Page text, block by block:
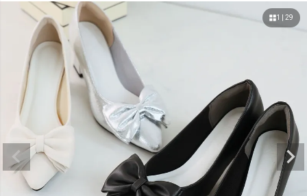
1 | 29